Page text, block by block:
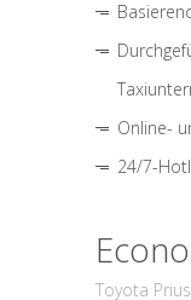
Online-
24/7-
Toyota